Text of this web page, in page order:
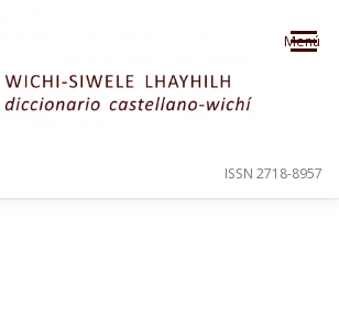
Menú
ISSN 2718-8957